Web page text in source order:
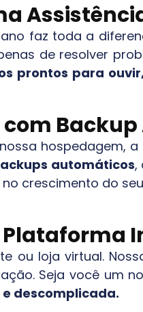
faz toda a
de resolver
prontos para
com
hospedagem,
automáticos,
crescimento do
Plataforma
ou loja virtual.
Seja você um
descomplicada.